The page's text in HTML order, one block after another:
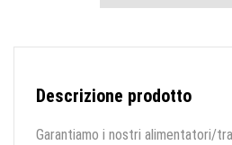
Descrizione prodotto
Garantiamo i nostri alimentatori/